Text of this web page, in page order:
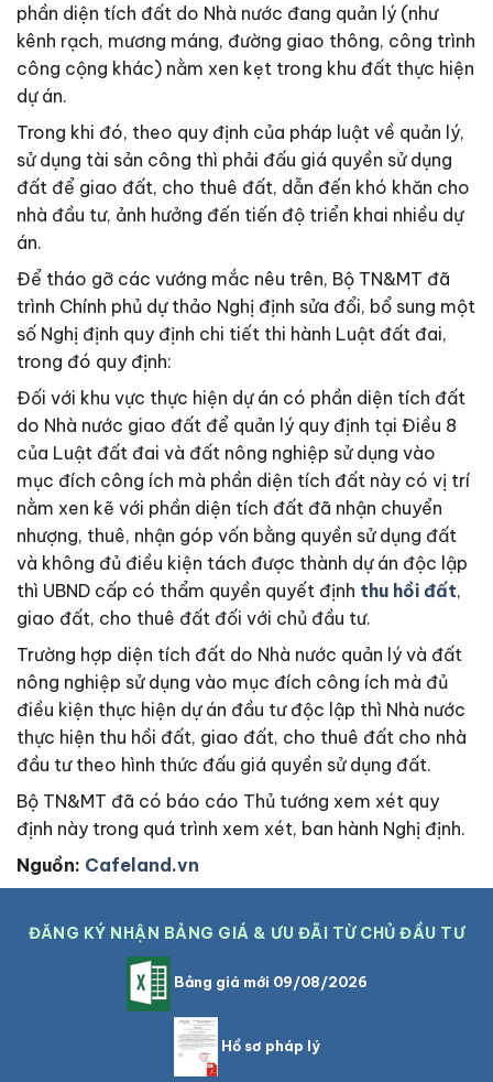
phần diện tích đất do Nhà nước đang quản lý (như
kênh rạch, mương máng, đường giao thông, công trình
công cộng khác) nằm xen kẹt trong khu đất thực hiện
dự án.
Trong khi đó, theo quy định của pháp luật về quản lý,
sử dụng tài sản công thì phải đấu giá quyền sử dụng
đất để giao đất, cho thuê đất, dẫn đến khó khăn cho
nhà đầu tư, ảnh hưởng đến tiến độ triển khai nhiều dự
án.
Để tháo gỡ các vướng mắc nêu trên, Bộ TN&MT đã
trình Chính phủ dự thảo Nghị định sửa đổi, bổ sung một
số Nghị định quy định chi tiết thi hành Luật đất đai,
trong đó quy định:
Đối với khu vực thực hiện dự án có phần diện tích đất
do Nhà nước giao đất để quản lý quy định tại Điều 8
của Luật đất đai và đất nông nghiệp sử dụng vào
mục đích công ích mà phần diện tích đất này có vị trí
nằm xen kẽ với phần diện tích đất đã nhận chuyển
nhượng, thuê, nhận góp vốn bằng quyền sử dụng đất
và không đủ điều kiện tách được thành dự án độc lập
thì UBND cấp có thẩm quyền quyết định thu hồi đất,
giao đất, cho thuê đất đối với chủ đầu tư.
Trường hợp diện tích đất do Nhà nước quản lý và đất
nông nghiệp sử dụng vào mục đích công ích mà đủ
điều kiện thực hiện dự án đầu tư độc lập thì Nhà nước
thực hiện thu hồi đất, giao đất, cho thuê đất cho nhà
đầu tư theo hình thức đấu giá quyền sử dụng đất.
Bộ TN&MT đã có báo cáo Thủ tướng xem xét quy
định này trong quá trình xem xét, ban hành Nghị định.
Nguồn: Cafeland.vn
ĐĂNG KÝ NHẬN BẢNG GIÁ & ƯU ĐÃI TỪ CHỦ ĐẦU TƯ
Bảng giá mới 09/08/2026
Hồ sơ pháp lý